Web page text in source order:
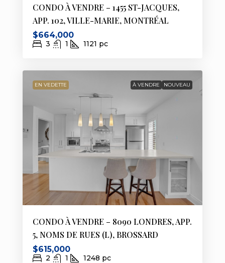
CONDO À VENDRE – 1455 ST-JACQUES,
APP. 102, VILLE-MARIE, MONTRÉAL
$664,000
3 1 1121 pc
EN VEDETTE À VENDRE NOUVEAU
CONDO À VENDRE – 8090 LONDRES, APP.
5, NOMS DE RUES (L), BROSSARD
$615,000
2 1 1248 pc